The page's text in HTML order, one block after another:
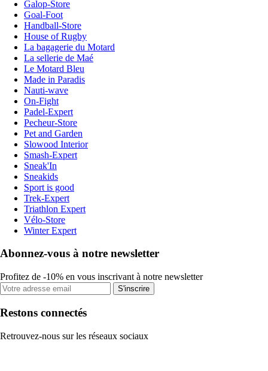
Galop-Store
Goal-Foot
Handball-Store
House of Rugby
La bagagerie du Motard
La sellerie de Maé
Le Motard Bleu
Made in Paradis
Nauti-wave
On-Fight
Padel-Expert
Pecheur-Store
Pet and Garden
Slowood Interior
Smash-Expert
Sneak'In
Sneakids
Sport is good
Trek-Expert
Triathlon Expert
Vélo-Store
Winter Expert
Abonnez-vous à notre newsletter
Profitez de -10% en vous inscrivant à notre newsletter
S'inscrire
Restons connectés
Retrouvez-nous sur les réseaux sociaux